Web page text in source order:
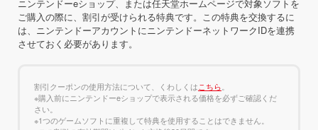
ニンテンドーeショップ、または任天堂ホームページで対象ソフトを
ご購入の際に、割引が受けられる特典です。この特典を交換するに
は、ニンテンドーアカウントにニンテンドーネットワークIDを連携
させておく必要があります。
割引クーポンの使用方法について、くわしくはこちら
※購入前にニンテンドーeショップで表示される価格を必ずご確認くだ
さい。
※1つのゲームソフトに重複して特典を使用することはできません。